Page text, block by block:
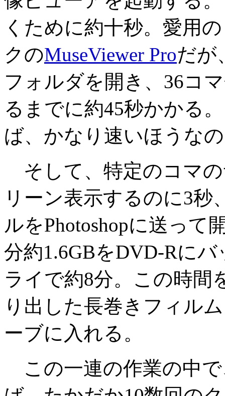
くために約十秒。愛用
クのMuseViewer Proだが
フォルダを開き、36コ
るまでに約45秒かかる
ば、かなり速いほうな
そして、特定のコマ
リーン表示するのに3秒
ルをPhotoshopに送って
分約1.6GBをDVD-Rに
ライで約8分。この時間
り出した長巻きフィル
ーブに入れる。
この一連の作業の中